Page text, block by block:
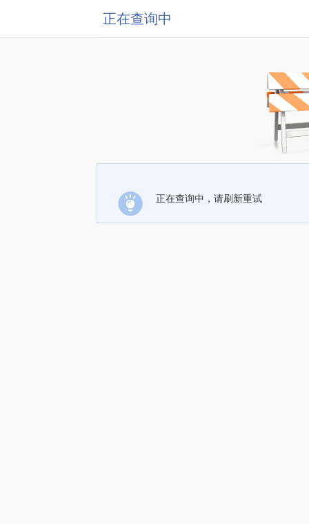
正在查询中
正在查询中，请刷新重试